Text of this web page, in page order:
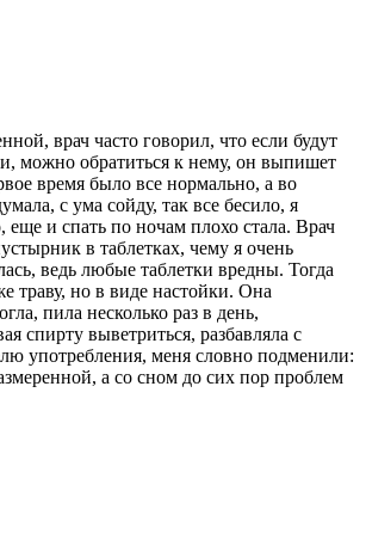
врач часто говорил, что если будут
можно обратиться к нему, он выпишет
время было все нормально, а во
с ума сойду, так все бесило, я
еще и спать по ночам плохо стала. Врач
в таблетках, чему я очень
ведь любые таблетки вредны. Тогда
траву, но в виде настойки. Она
пила несколько раз в день,
спирту выветриться, разбавляла с
употребления, меня словно подменили:
а со сном до сих пор проблем